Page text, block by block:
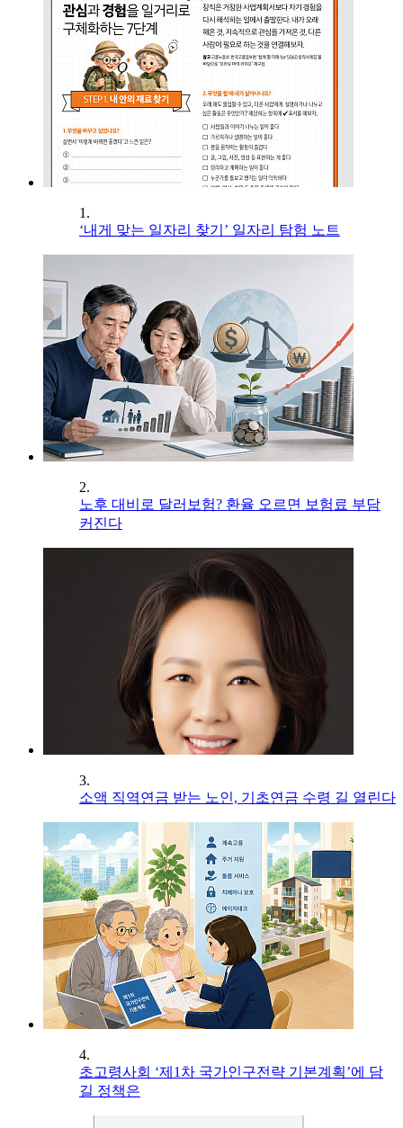
1.
‘내게 맞는 일자리 찾기’ 일자리 탐험 노트
2.
노후 대비로 달러보험? 환율 오르면 보험료 부담
커진다
3.
소액 직역연금 받는 노인, 기초연금 수령 길 열린다
4.
초고령사회 ‘제1차 국가인구전략 기본계획’에 담
길 정책은